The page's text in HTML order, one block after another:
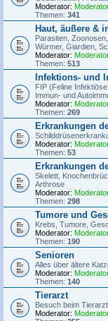
Moderator:
Themen: 341
Haut, äußere &
Parasiten,
Würmer, Giardien,
Moderator:
Themen: 513
Infektions- und
FIP (Feline
Immun- und
Moderator:
Themen: 269
Erkrankungen
Moderator:
Themen: 53
Erkrankungen
Skelett,
Arthrose
Moderator:
Themen: 298
Tumore und
Krebs, Tumore,
Moderator:
Themen: 190
Senioren
Alles über ältere
Moderator:
Themen: 140
Tierarzt
Besuch beim Tierarzt
Moderator: